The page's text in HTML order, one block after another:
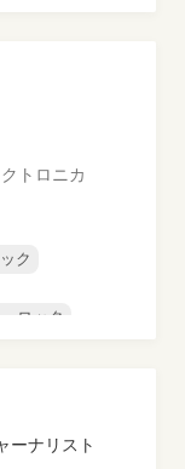
トロニカ
ク
ロック
ーナリスト